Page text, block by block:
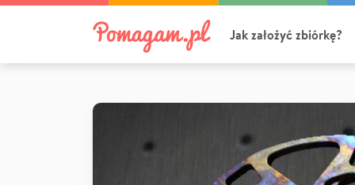
Jak założyć zbiórkę?